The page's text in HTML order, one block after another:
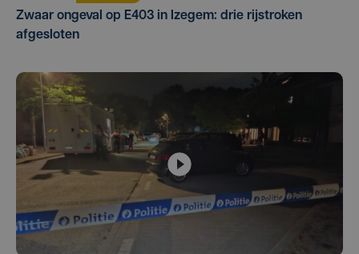
Zwaar ongeval op E403 in Izegem: drie rijstroken
afgesloten